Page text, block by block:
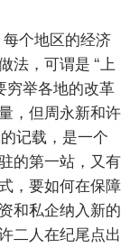
个地区的经济
法，可谓是 “上
穷举各地的改革
，但周永新和许
记载，是一个
的第一站，又有
，要如何在保障
和私企纳入新的
二人在纪尾点出